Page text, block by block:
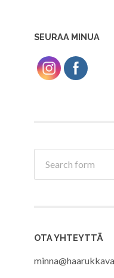
SEURAA MINUA
OTA YHTEYTTÄ